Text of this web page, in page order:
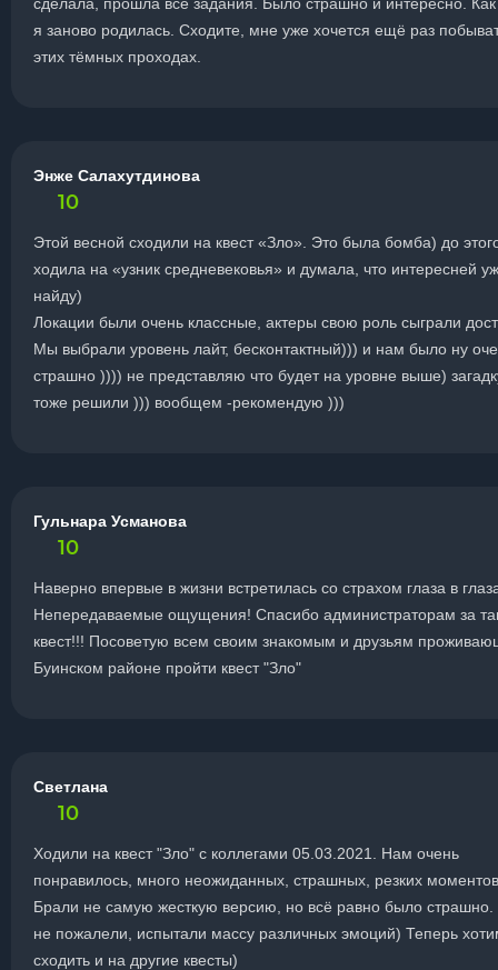
я заново родилась. Сходите, мне уже хочется ещё раз
этих тёмных проходах.
Энже Салахутдинова
10
Этой весной сходили на квест «Зло». Это была бомба) до
ходила на «узник средневековья» и думала, что интересней
найду)
Локации были очень классные, актеры свою роль сыграли
Мы выбрали уровень лайт, бесконтактный))) и нам было ну
страшно )))) не представляю что будет на уровне выше)
тоже решили ))) вообщем -рекомендую )))
Гульнара Усманова
10
Наверно впервые в жизни встретилась со страхом глаза в
Непередаваемые ощущения! Спасибо администраторам за
квест!!! Посоветую всем своим знакомым и друзьям
Буинском районе пройти квест "Зло"
Светлана
10
Ходили на квест "Зло" с коллегами 05.03.2021. Нам очень
понравилось, много неожиданных, страшных, резких
Брали не самую жесткую версию, но всё равно было
не пожалели, испытали массу различных эмоций) Теперь
сходить и на другие квесты)